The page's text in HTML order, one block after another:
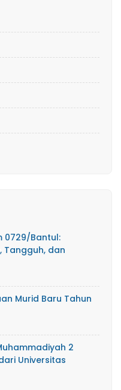
0729/Bantul:
Tangguh, dan
Murid Baru Tahun
2
Universitas